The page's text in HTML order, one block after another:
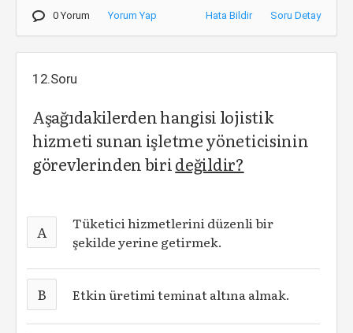
0 Yorum Yorum Yap Hata Bildir Soru Detay
12.Soru
Aşağıdakilerden hangisi lojistik
hizmeti sunan işletme yöneticisinin
görevlerinden birideğildir?
A
Tüketici hizmetlerini düzenli bir
şekilde yerine getirmek.
B Etkin üretimi teminat altına almak.